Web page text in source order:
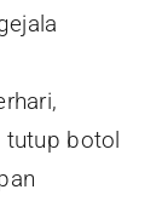
tutup botol